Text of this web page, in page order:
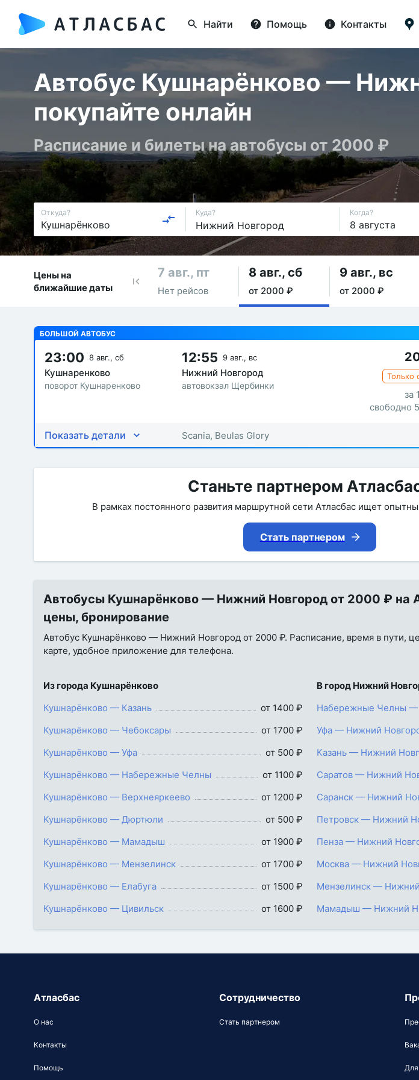
Найти Помощь Контакты
Автобус Кушнарёнково —
покупайте онлайн
Расписание и билеты на автобусы от 2000 ₽
Откуда? Куда? Когда?
Цены на
ближайшие даты
7 авг., пт
Нет рейсов
8 авг., сб
от 2000 ₽
9 авг., вс
от 2000 ₽
БОЛЬШОЙ АВТОБУС
23:00 8 авг., сб
Кушнаренково
поворот Кушнаренково
12:55 9 авг., вс
Нижний Новгород
автовокзал Щербинки
Только
за
свободно
Показать детали Scania, Beulas Glory
Станьте партнером
В рамках постоянного развития маршрутной сети Атласбас ищет
Стать партнером
Автобусы Кушнарёнково — Нижний Новгород от 2000 ₽ на
цены, бронирование
Автобус Кушнарёнково — Нижний Новгород от 2000 ₽. Расписание, время в пути,
карте, удобное приложение для телефона.
Из города Кушнарёнково
Кушнарёнково — Казань
от 1400 ₽
Кушнарёнково — Чебоксары
от 1700 ₽
Кушнарёнково — Уфа
от 500 ₽
Кушнарёнково — Набережные Челны
от 1100 ₽
Кушнарёнково — Верхнеяркеево
от 1200 ₽
Кушнарёнково — Дюртюли
от 500 ₽
Кушнарёнково — Мамадыш
от 1900 ₽
Кушнарёнково — Мензелинск
от 1700 ₽
Кушнарёнково — Елабуга
от 1500 ₽
Кушнарёнково — Цивильск
от 1600 ₽
В город Нижний
Набережные Челны —
Уфа — Нижний
Казань — Нижний
Саратов — Нижний
Саранск — Нижний
Петровск — Нижний
Пенза — Нижний
Москва — Нижний
Мензелинск —
Мамадыш — Нижний
Атласбас
О нас
Контакты
Помощь
Сотрудничество
Стать партнером
Для